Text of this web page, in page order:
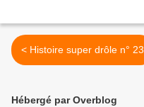
< Histoire super drôle n° 23
Hébergé par Overblog